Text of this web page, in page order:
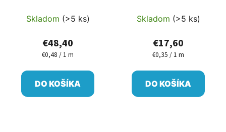
2-4l/h
Skladom (>5 ks)
€48,40
Jednotková
€0,48 / 1 m
DO KOŠÍKA
Skladom (>5 ks)
€17,60
Jednotková
€0,35 / 1 m
DO KOŠÍKA